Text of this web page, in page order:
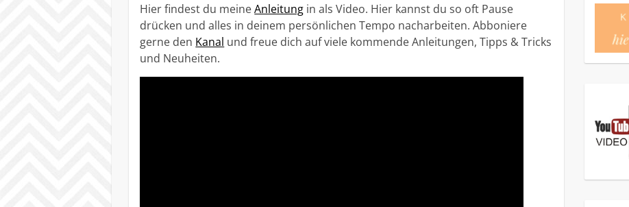
Hier findest du meineAnleitung in als Video. Hier kannst du so oft Pause
drücken und alles in deinem persönlichen Tempo nacharbeiten. Abboniere
gerne den Kanal und freue dich auf viele kommende Anleitungen, Tipps & Tricks
und Neuheiten.